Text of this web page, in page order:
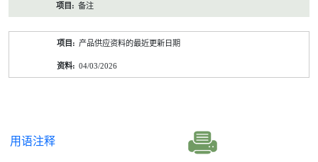
备注
产品供应资料的最近更新日期
04/03/2026
用语注释